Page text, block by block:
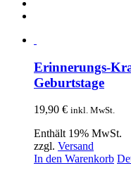
Erinnerungs-
Geburtstage
19,90 € inkl. MwSt.
Enthält 19% MwSt.
zzgl. Versand
In den Warenkorb